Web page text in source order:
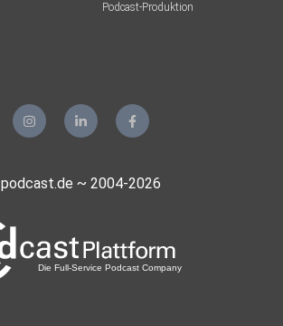
Podcast-Produktion
podcast.de ~ 2004-2026